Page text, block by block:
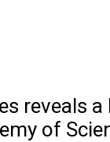
reveals
of